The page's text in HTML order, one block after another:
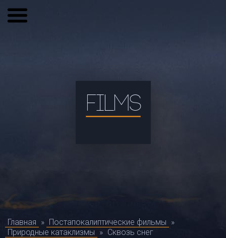
FILMS
Главная » Постапокалиптические фильмы »
Природные катаклизмы » Сквозь снег